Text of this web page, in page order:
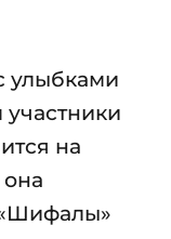
улыбками
на